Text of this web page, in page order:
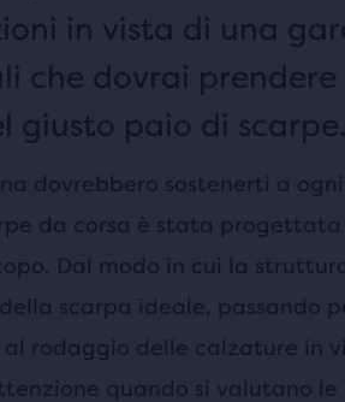
in vista di una
che dovrai prendere
giusto paio di
dovrebbero sostenerti a
da corsa è stata progettata
Dal modo in cui la
scarpa ideale, passando
rodaggio delle calzature in
quando si valutano le